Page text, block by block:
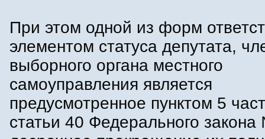
При этом одной из форм
элементом статуса депутата,
выборного органа местного
самоуправления является
предусмотренное пунктом 5
статьи 40 Федерального